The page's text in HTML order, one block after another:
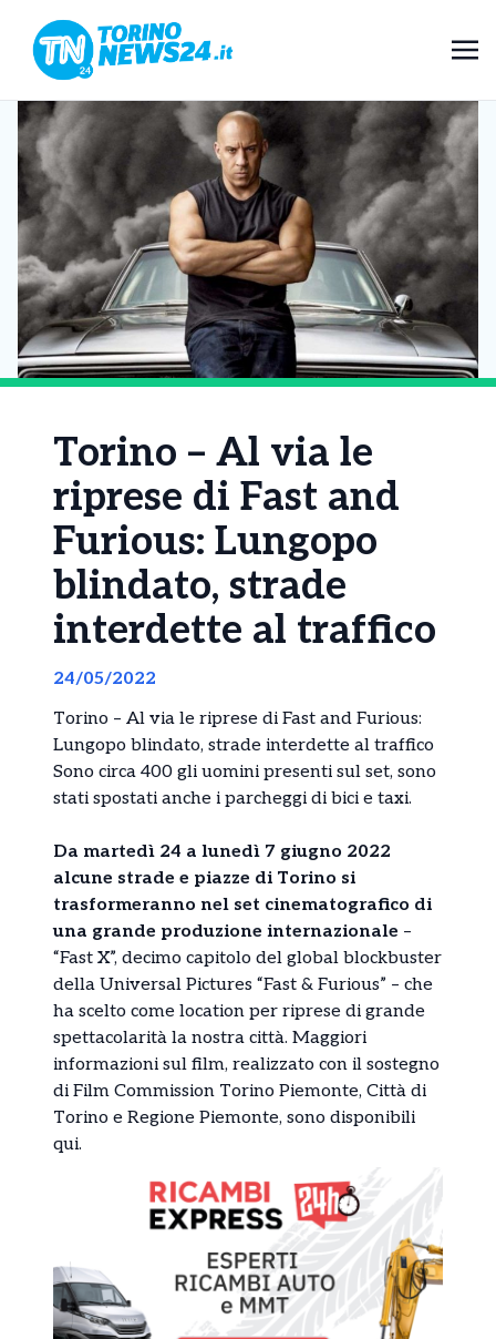
Torino – Al via le
riprese di Fast and
Furious: Lungopo
blindato, strade
interdette al traffico
24/05/2022
Torino – Al via le riprese di Fast and Furious:
Lungopo blindato, strade interdette al traffico
Sono circa 400 gli uomini presenti sul set, sono
stati spostati anche i parcheggi di bici e taxi.
Da martedì 24 a lunedì 7 giugno 2022
alcune strade e piazze di Torino si
trasformeranno nel set cinematografico di
una grande produzione internazionale –
“Fast X”, decimo capitolo del global blockbuster
della Universal Pictures “Fast & Furious” – che
ha scelto come location per riprese di grande
spettacolarità la nostra città. Maggiori
informazioni sul film, realizzato con il sostegno
di Film Commission Torino Piemonte, Città di
Torino e Regione Piemonte, sono disponibili
qui.